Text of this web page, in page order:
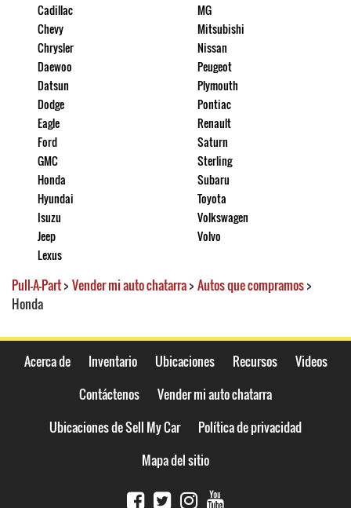
Cadillac
Chevy
Chrysler
Daewoo
Datsun
Dodge
Eagle
Ford
GMC
Honda
Hyundai
Isuzu
Jeep
Lexus
MG
Mitsubishi
Nissan
Peugeot
Plymouth
Pontiac
Renault
Saturn
Sterling
Subaru
Toyota
Volkswagen
Volvo
Pull-A-Part> Vender mi auto chatarra> Autos que compramos>
Honda
Acerca de Inventario Ubicaciones Recursos
Videos
Contáctenos
Vender mi auto chatarra
Ubicaciones de Sell My Car
Política de privacidad
Mapa del sitio